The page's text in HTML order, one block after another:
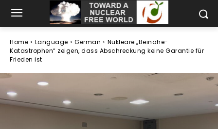
Home Language German
Nukleare „Beinahe-
Katastrophen“ zeigen, dass Abschreckung keine Garantie für
Frieden ist